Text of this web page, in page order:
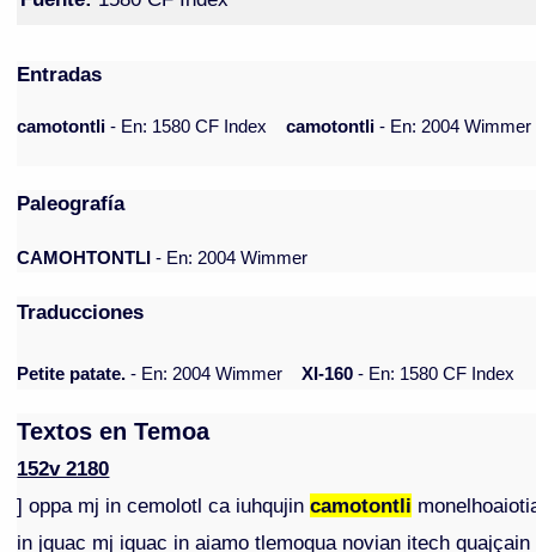
Entradas
camotontli- En: 1580 CF Index camotontli- En: 2004 Wimmer
Paleografía
CAMOHTONTLI - En: 2004 Wimmer
Traducciones
Petite patate. - En: 2004 Wimmer XI-160 - En: 1580 CF Index
Textos en Temoa
152v 2180
] oppa mj in cemolotl ca iuhqujincamotontli
in jquac mj iquac in aiamo tlemoqua novian itech quajçain